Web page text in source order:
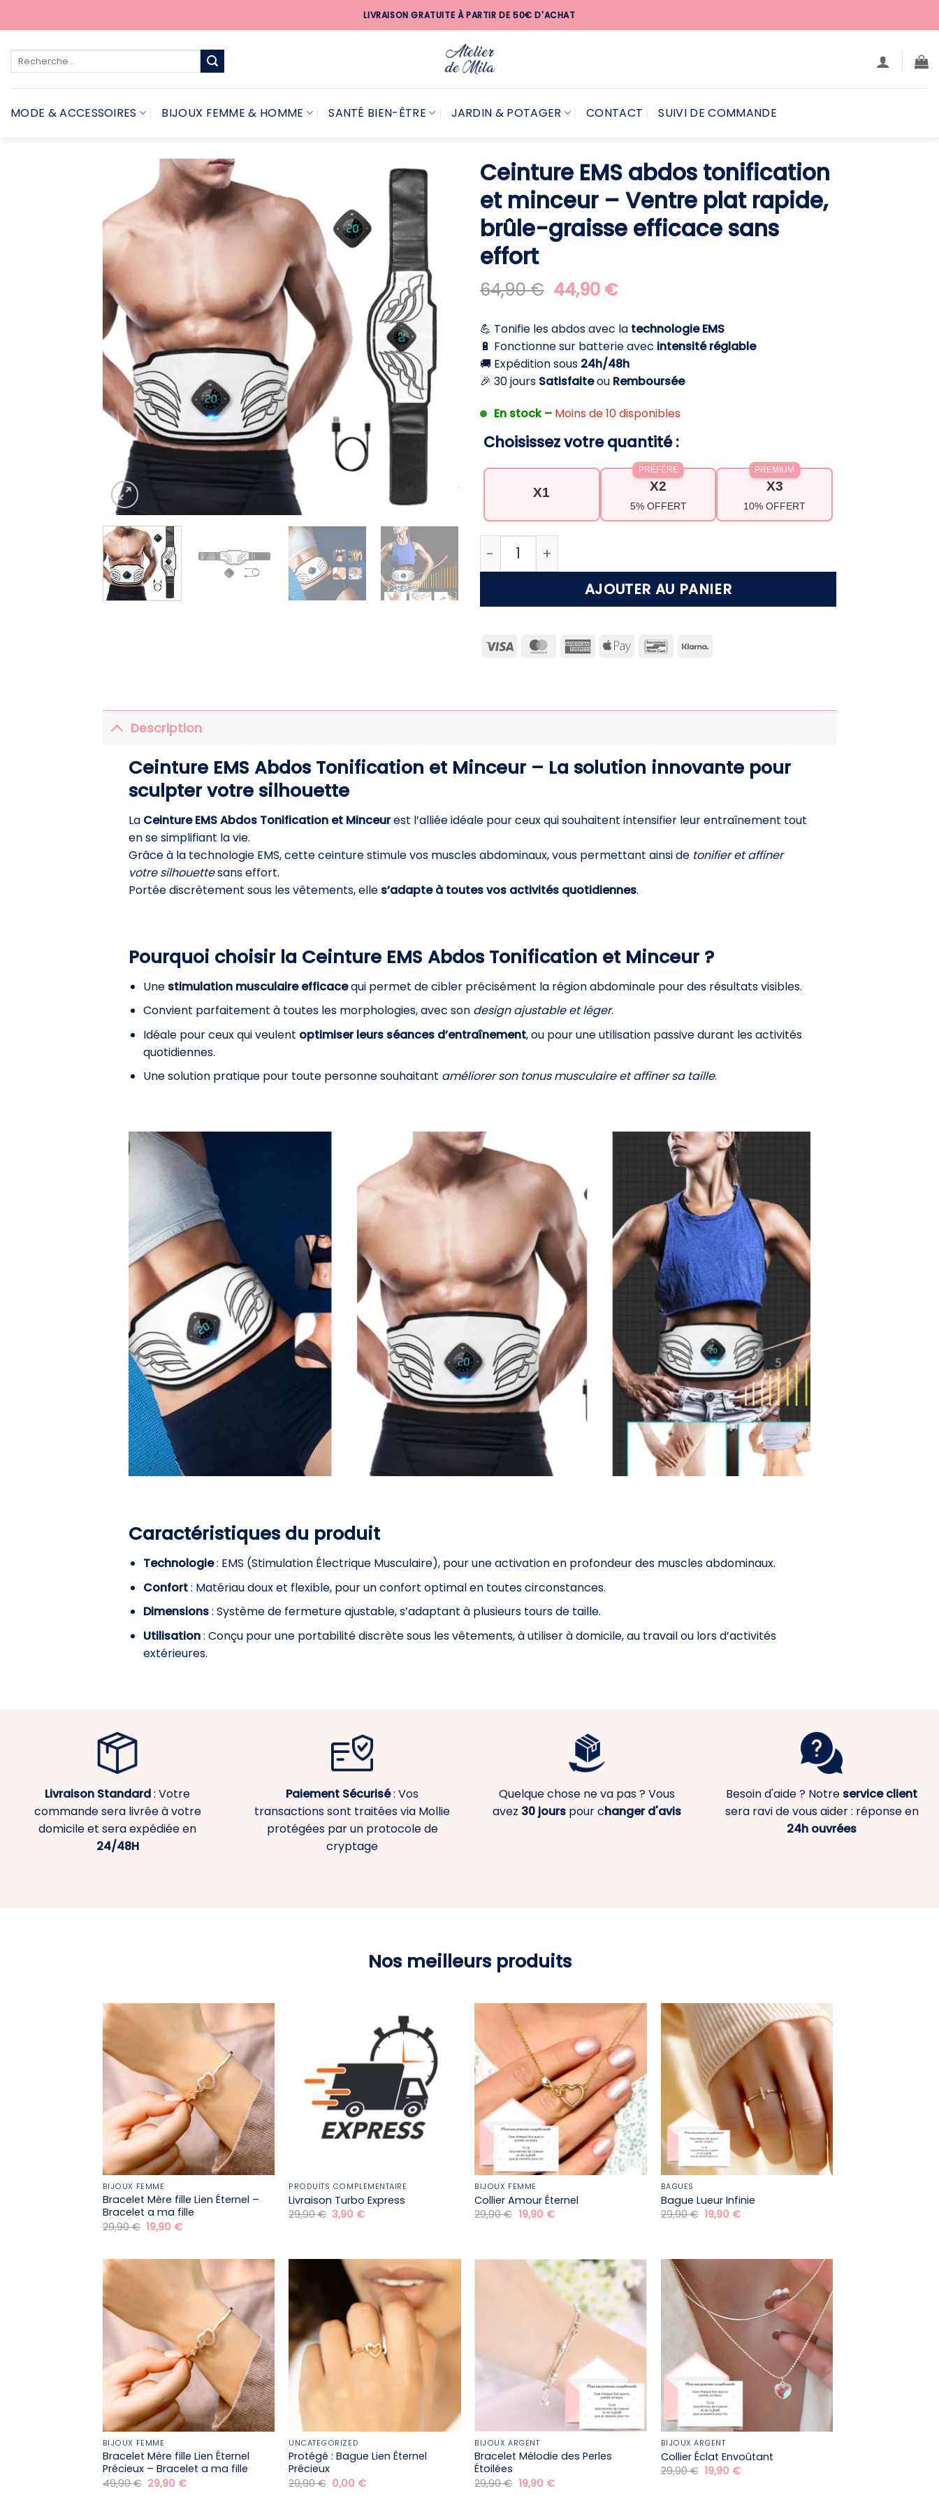
LIVRAISON GRATUITE À PARTIR DE 50€ D'ACHAT
Recherche
MODE & ACCESSOIRES BIJOUX FEMME & HOMME SANTÉ BIEN-ÊTRE JARDIN & POTAGER CONTACT SUIVI DE COMMANDE
Ceinture EMS abdos tonification
et minceur – Ventre plat rapide,
brûle-graisse efficace sans
effort
64,90€ Le
prix
initial
était :
64,90 €.
44,90 €Le
actuel
est :
44,90 €.
💪 Tonifie les abdos avec la technologie EMS
🔋 Fonctionne sur batterie avec intensité réglable
🚚 Expédition sous 24h/48h
🎉 30 jours Satisfaiteou Remboursée
En stock – Moins de 10 disponibles
Choisissez votre quantité :
X1 X2
5% OFFERT
PRÉFÉRÉ
X3
10% OFFERT
PREMIUM
quantité de Ceinture EMS abdos tonification et minceur – Ventre
AJOUTER AU PANIER
Visa MasterCardAmericanApple
Bancontact
Klarna
Description
Ceinture EMS Abdos Tonification et Minceur – La solution innovante pour
sculpter votre silhouette
La Ceinture EMS Abdos Tonification et Minceurest l’alliée idéale pour ceux qui souhaitent intensifier leur entraînement tout
en se simplifiant la vie.
Grâce à la technologie EMS, cette ceinture stimule vos muscles abdominaux, vous permettant ainsi de tonifier et affiner
votre silhouettesans effort.
Portée discrètement sous les vêtements, elle s’adapte à toutes vos activités quotidiennes.
Pourquoi choisir la Ceinture EMS Abdos Tonification et Minceur ?
Une stimulation musculaire efficacequi permet de cibler précisément la région abdominale pour des résultats visibles.
Convient parfaitement à toutes les morphologies, avec son design ajustable et léger.
Idéale pour ceux qui veulent optimiser leurs séances d’entraînement, ou pour une utilisation passive durant les activités
quotidiennes.
Une solution pratique pour toute personne souhaitant améliorer son tonus musculaire et affiner sa taille.
Caractéristiques du produit
Technologie: EMS (Stimulation Électrique Musculaire), pour une activation en profondeur des muscles abdominaux.
Confort: Matériau doux et flexible, pour un confort optimal en toutes circonstances.
Dimensions: Système de fermeture ajustable, s’adaptant à plusieurs tours de taille.
Utilisation: Conçu pour une portabilité discrète sous les vêtements, à utiliser à domicile, au travail ou lors d’activités
extérieures.
Livraison Standard: Votre
commande sera livrée à votre
domicile et sera expédiée en
24/48H
Paiement Sécurisé: Vos
transactions sont traitées via Mollie
protégées par un protocole de
cryptage
Quelque chose ne va pas ? Vous
avez 30 jours pour changer d'avis
Besoin d'aide ? Notre service client
sera ravi de vous aider : réponse en
24h ouvrées
Nos meilleurs produits
BIJOUX FEMME
Bracelet Mère fille​ Lien Éternel –
Bracelet a ma fille
29,90€ Le
prix
19,90 €Le
19,90 €.
PRODUITS COMPLÉMENTAIRE
Livraison Turbo Express
29,90€ Le
prix
3,90 €Le
BIJOUX FEMME
Collier Amour Éternel
29,90€ Le
prix
19,90 €Le
BAGUES
Bague Lueur Infinie
29,90€ Le
prix
19,90 €Le
BIJOUX FEMME
Bracelet Mère fille​ Lien Éternel
Précieux – Bracelet a ma fille
49,90€ Le
prix
29,90 €Le
UNCATEGORIZED
Protégé : Bague Lien Éternel
Précieux
29,90€ Le
prix
0,00 €Le
BIJOUX ARGENT
Bracelet Mélodie des Perles
Étoilées
29,90€ Le
prix
19,90 €Le
BIJOUX ARGENT
Collier Éclat Envoûtant
29,90€ Le
prix
19,90 €Le